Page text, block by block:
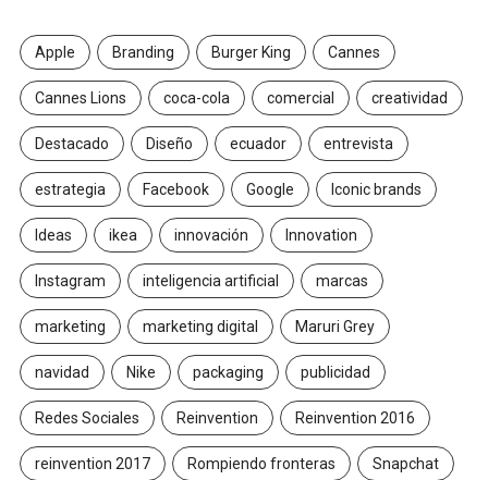
Apple Branding Burger King Cannes
Cannes Lions coca-cola comercial creatividad
Destacado Diseño ecuador entrevista
estrategia Facebook Google Iconic brands
Ideas ikea innovación Innovation
Instagram inteligencia artificial marcas
marketing marketing digital Maruri Grey
navidad Nike packaging publicidad
Redes Sociales Reinvention Reinvention 2016
reinvention 2017 Rompiendo fronteras Snapchat